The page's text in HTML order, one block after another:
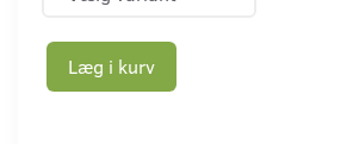
Læg i kurv